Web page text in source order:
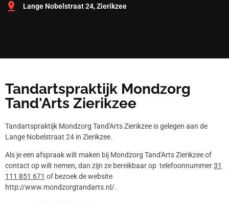
Lange Nobelstraat 24, Zierikzee
Tandartspraktijk Mondzorg
Tand'Arts Zierikzee
Tandartspraktijk Mondzorg Tand'Arts Zierikzee is gelegen aan de
Lange Nobelstraat 24 in Zierikzee.
Als je een afspraak wilt maken bij Mondzorg Tand'Arts Zierikzee of
contact op wilt nemen, dan zijn ze bereikbaar op telefoonnummer31
111 851 671 of bezoek de website
http://www.mondzorgtandarts.nl/.